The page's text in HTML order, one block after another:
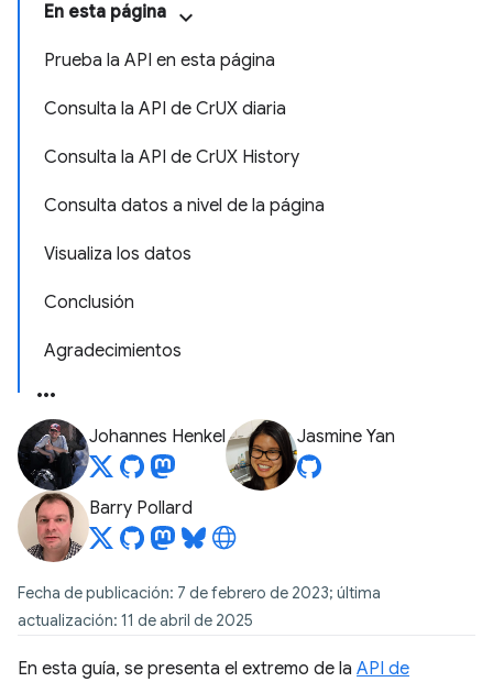
En esta página
Prueba la API en esta página
Consulta la API de CrUX diaria
Consulta la API de CrUX History
Consulta datos a nivel de la página
Visualiza los datos
Conclusión
Agradecimientos
Johannes Henkel Jasmine Yan
Barry Pollard
Fecha de publicación: 7 de febrero de 2023; última
actualización: 11 de abril de 2025
En esta guía, se presenta el extremo de la API de